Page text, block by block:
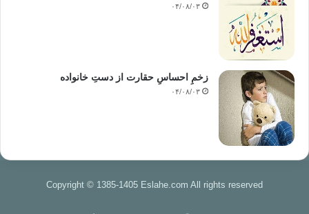
۰۴/۰۸/۰۳
زخمِ احساسِ حقارت از دستِ خانواده
۰۴/۰۸/۰۳
Copyright © 1385-1405 Eslahe.com All rights reserved